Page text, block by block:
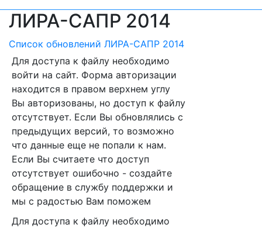
ЛИРА-САПР 2014
Список обновлений ЛИРА-САПР 2014
Для доступа к файлу необходимо
войти на сайт. Форма авторизации
находится в правом верхнем углу
Вы авторизованы, но доступ к файлу
отсутствует. Если Вы обновлялись с
предыдущих версий, то возможно
что данные еще не попали к нам.
Если Вы считаете что доступ
отсутствует ошибочно - создайте
обращение в службу поддержки и
мы с радостью Вам поможем
Для доступа к файлу необходимо